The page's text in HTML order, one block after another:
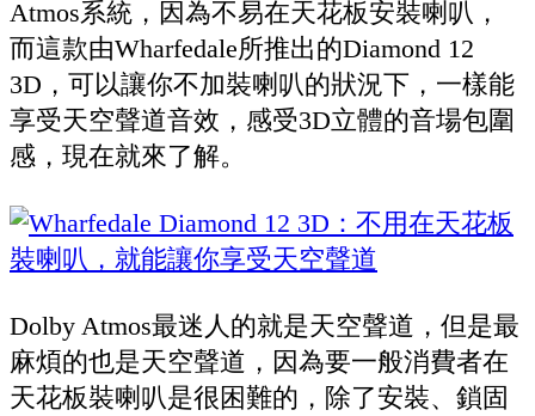
Atmos系統，因為不易在天花板安裝喇叭，
而這款由Wharfedale所推出的Diamond 12
3D，可以讓你不加裝喇叭的狀況下，一樣能
享受天空聲道音效，感受3D立體的音場包圍
感，現在就來了解。
Dolby Atmos最迷人的就是天空聲道，但是最
麻煩的也是天空聲道，因為要一般消費者在
天花板裝喇叭是很困難的，除了安裝、鎖固